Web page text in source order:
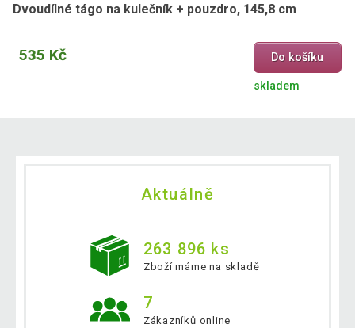
Dvoudílné tágo na kulečník + pouzdro, 145,8 cm
535 Kč Do košíku
skladem
Aktuálně
263 896 ks
Zboží máme na skladě
7
Zákazníků online